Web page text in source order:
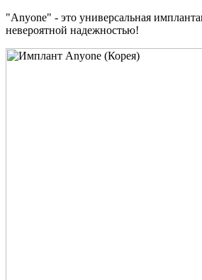
"Anyone" - это универсальная
невероятной надежностью!